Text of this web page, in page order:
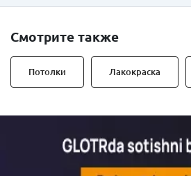
Смотрите также
Потолки Лакокраска